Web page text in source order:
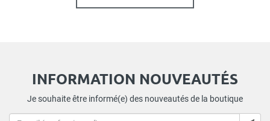
INFORMATION NOUVEAUTÉS
Je souhaite être informé(e) des nouveautés de la boutique